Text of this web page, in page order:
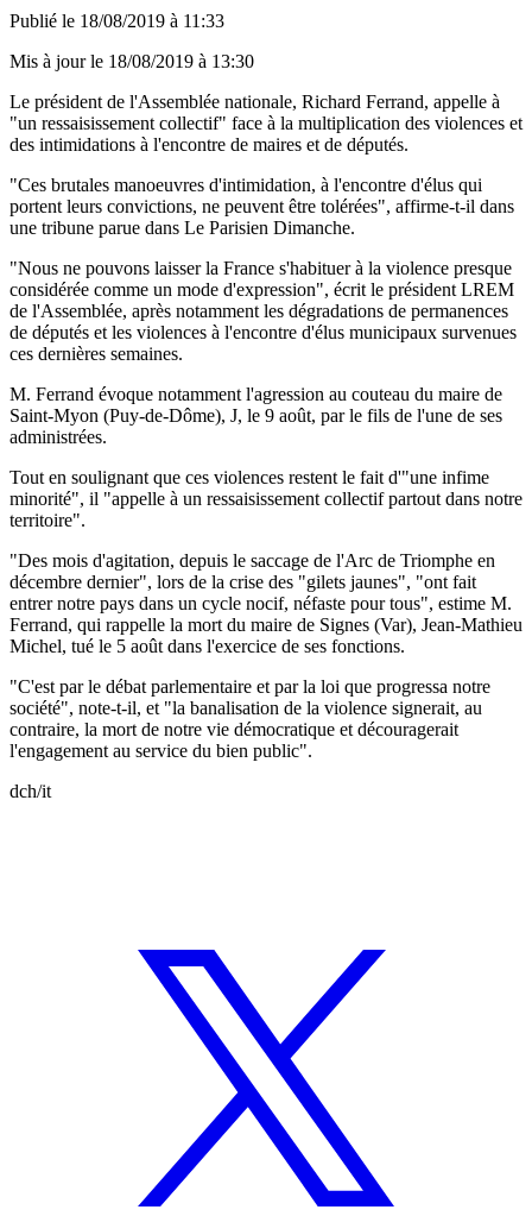
Publié le 18/08/2019 à 11:33
Mis à jour le 18/08/2019 à 13:30
Le président de l'Assemblée nationale, Richard Ferrand, appelle à
"un ressaisissement collectif" face à la multiplication des violences et
des intimidations à l'encontre de maires et de députés.
"Ces brutales manoeuvres d'intimidation, à l'encontre d'élus qui
portent leurs convictions, ne peuvent être tolérées", affirme-t-il dans
une tribune parue dans Le Parisien Dimanche.
"Nous ne pouvons laisser la France s'habituer à la violence presque
considérée comme un mode d'expression", écrit le président LREM
de l'Assemblée, après notamment les dégradations de permanences
de députés et les violences à l'encontre d'élus municipaux survenues
ces dernières semaines.
M. Ferrand évoque notamment l'agression au couteau du maire de
Saint-Myon (Puy-de-Dôme), J, le 9 août, par le fils de l'une de ses
administrées.
Tout en soulignant que ces violences restent le fait d'"une infime
minorité", il "appelle à un ressaisissement collectif partout dans notre
territoire".
"Des mois d'agitation, depuis le saccage de l'Arc de Triomphe en
décembre dernier", lors de la crise des "gilets jaunes", "ont fait
entrer notre pays dans un cycle nocif, néfaste pour tous", estime M.
Ferrand, qui rappelle la mort du maire de Signes (Var), Jean-Mathieu
Michel, tué le 5 août dans l'exercice de ses fonctions.
"C'est par le débat parlementaire et par la loi que progressa notre
société", note-t-il, et "la banalisation de la violence signerait, au
contraire, la mort de notre vie démocratique et découragerait
l'engagement au service du bien public".
dch/it